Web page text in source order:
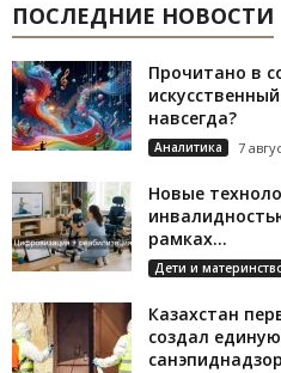
ПОСЛЕДНИЕ НОВОСТИ
Прочитано в
навсегда?
Аналитика 7
Новые
рамках...
Дети и
Казахстан
создал